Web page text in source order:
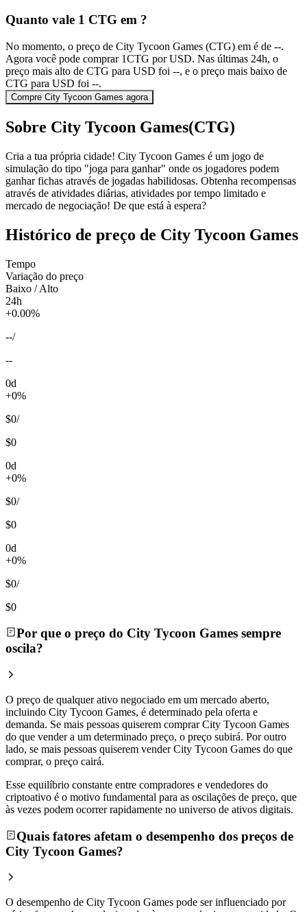
Quanto vale 1 CTG em ?
No momento, o preço de City Tycoon Games (CTG) em é de --.
Agora você pode comprar 1CTG por USD. Nas últimas 24h, o
preço mais alto de CTG para USD foi --, e o preço mais baixo de
CTG para USD foi --.
Compre City Tycoon Games agora
Sobre City Tycoon Games(CTG)
Cria a tua própria cidade! City Tycoon Games é um jogo de
simulação do tipo "joga para ganhar" onde os jogadores podem
ganhar fichas através de jogadas habilidosas. Obtenha recompensas
através de atividades diárias, atividades por tempo limitado e
mercado de negociação! De que está à espera?
Histórico de preço de City Tycoon Games
Tempo
Variação do preço
Baixo / Alto
24h
+0.00%
--/
--
0d
+0%
$0/
$0
0d
+0%
$0/
$0
0d
+0%
$0/
$0
Por que o preço do City Tycoon Games sempre
oscila?
O preço de qualquer ativo negociado em um mercado aberto,
incluindo City Tycoon Games, é determinado pela oferta e
demanda. Se mais pessoas quiserem comprar City Tycoon Games
do que vender a um determinado preço, o preço subirá. Por outro
lado, se mais pessoas quiserem vender City Tycoon Games do que
comprar, o preço cairá.
Esse equilíbrio constante entre compradores e vendedores do
criptoativo é o motivo fundamental para as oscilações de preço, que
às vezes podem ocorrer rapidamente no universo de ativos digitais.
Quais fatores afetam o desempenho dos preços de
City Tycoon Games?
O desempenho de City Tycoon Games pode ser influenciado por